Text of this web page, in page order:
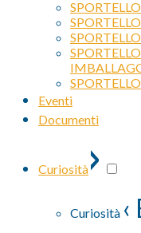
Eventi
Documenti
Curiosità›
Curiosità